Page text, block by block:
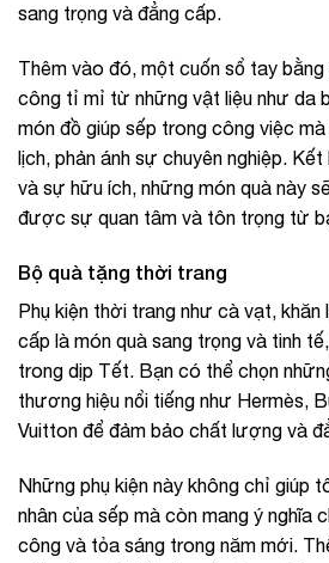
sang trọng và đẳng cấp.
Thêm vào đó, một cuốn sổ tay
công tỉ mỉ từ những vật liệu như da
món đồ giúp sếp trong công việc
lịch, phản ánh sự chuyên nghiệp.
và sự hữu ích, những món quà này
được sự quan tâm và tôn trọng từ
Bộ quà tặng thời trang
Phụ kiện thời trang như cà vạt,
cấp là món quà sang trọng và tinh
trong dịp Tết. Bạn có thể chọn
thương hiệu nổi tiếng như Hermès,
Vuitton để đảm bảo chất lượng và
Những phụ kiện này không chỉ giúp
nhân của sếp mà còn mang ý nghĩa
công và tỏa sáng trong năm mới.